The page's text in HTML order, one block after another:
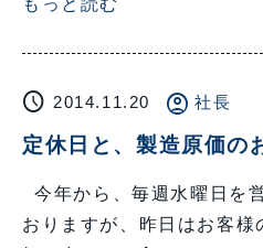
もっと読む
schedule 2014.11.20 account_circle 社長
定休日と、製造原価の
今年から、毎週水曜日を
おりますが、昨日はお客様